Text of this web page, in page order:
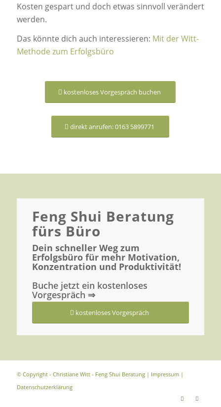
Kosten gespart und doch etwas sinnvoll verändert
werden.
Das könnte dich auch interessieren: Mit der Witt-
Methode zum Erfolgsbüro
kostenloses Vorgespräch buchen
direkt anrufen: 0163 5899771
Feng Shui Beratung
fürs Büro
Dein schneller Weg zum
Erfolgsbüro für mehr Motivation,
Konzentration und Produktivität!
Buche jetzt ein kostenloses
Vorgespräch ⇒
kostenloses Vorgespräch
© Copyright - Christiane Witt - Feng Shui Beratung | Impressum|
Datenschutzerklärung